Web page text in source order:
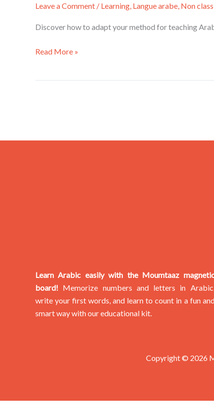
Leave a Comment / Learning, Langue arabe, Non
Discover how to adapt your method for teaching
Read More »
Learn Arabic easily with the Moumtaaz
board! Memorize numbers and letters in
write your first words, and learn to count in a fun
smart way with our educational kit.
Copyright © 2026